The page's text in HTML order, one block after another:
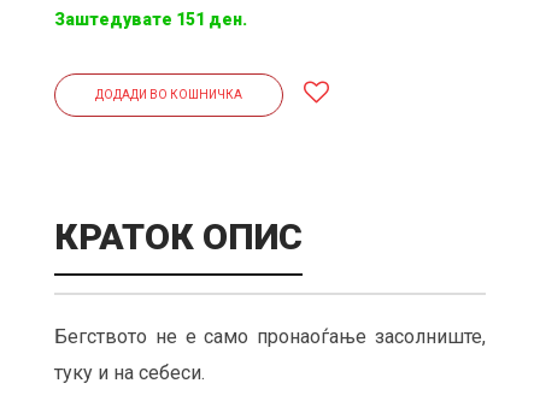
Заштедувате 151 ден.
ДОДАДИ ВО КОШНИЧКА
КРАТОК ОПИС
Бегството не е само пронаоѓање засолниште,
туку и на себеси.